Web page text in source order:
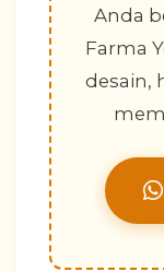
Anda
Farma
desain,